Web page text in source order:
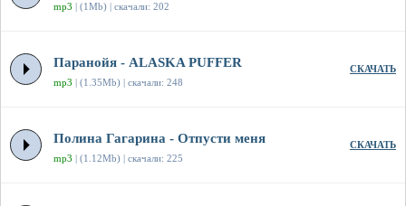
mp3 | (1Mb) | скачали: 202
Паранойя - ALASKA PUFFER
mp3 | (1.35Mb) | скачали: 248
СКАЧАТЬ
Полина Гагарина - Отпусти меня
mp3 | (1.12Mb) | скачали: 225
СКАЧАТЬ